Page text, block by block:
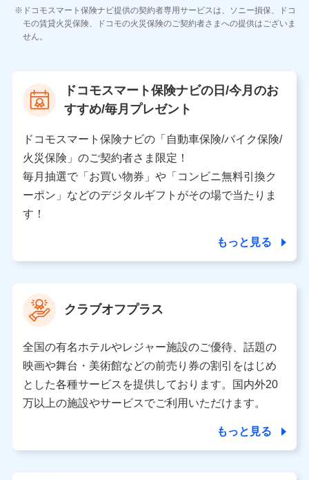
各種お問い合わせに対応するため
当社のサービスに関する情報提供や、皆様に有用なお知らせ
をお送りするため
当社の対応品質向上やお問い合わせ内容の正確な把握のため
個人情報保護管理者の職名、連絡先
〒103-0013 東京都中央区日本橋人形町2-14-10 アー
バンネット日本橋ビル 3F
株式会社ドコモ・インシュアランス
個人情報の第三者提供について
当社は利用目的の達成に必要な範囲内において個人情報
の取り扱いの全部または一部を委託する場合がありま
す。
個人データの共同利用
当社は株式会社NTTドコモとの間で、以下のとおり個
人データを共同利用します。
ドコモスマート保険ナビ提供の契約者専用サービスは、ソニー損保、ドコ
モの賃貸火災保険、ドコモの火災保険のご契約者さまへの提供はございま
せん。
ドコモスマート保険ナビの日/今月のお
すすめ/毎月プレゼント
ドコモスマート保険ナビの「自動車保険/バイク保険/
火災保険」のご契約者さま限定！
毎月抽選で「お買い物券」や「コンビニ無料引換ク
ーポン」などのデジタルギフトがその場で当たりま
す！
もっと見る
クラブオフプラス
全国の有名ホテルやレジャー施設のご優待、話題の
映画や舞台・美術館などの前売り券の割引をはじめ
とした各種サービスを提供しております。国内外20
万以上の施設やサービスでご利用いただけます。
もっと見る